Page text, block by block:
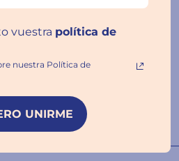
de Clientes
reseña
vuestra política de
nuestra Política de
UNIRME